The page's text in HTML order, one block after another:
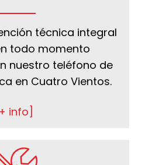
técnica integral
todo momento
nuestro teléfono de
en Cuatro Vientos.
[+ info]